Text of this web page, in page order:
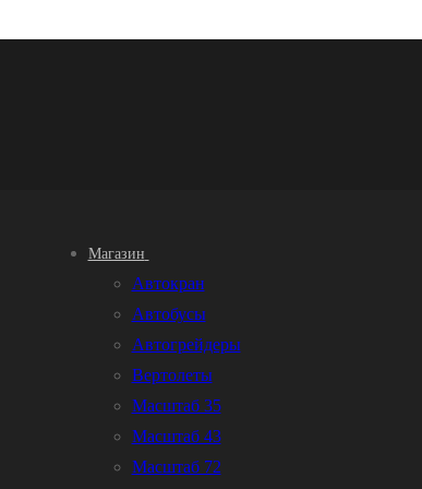
Магазин
Автокран
Автобусы
Автогрейдеры
Вертолеты
Масштаб 35
Масштаб 43
Масштаб 72